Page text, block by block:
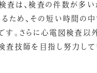
査は、検査の件数が多
ため、その短い時間の
す。さらに心電図検査以
査技師を目指し努力して